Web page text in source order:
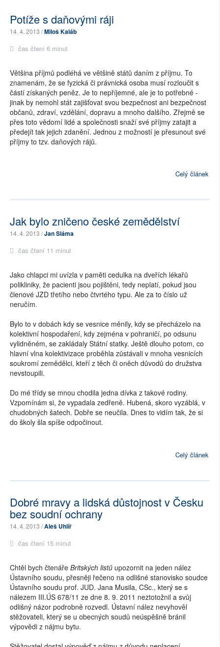
Potíže s daňovými ráji
14. 4. 2013 /Miloš Kaláb
čas čtení 6 minut
Většina příjmů podléhá ve většině států daním z příjmu. To
znamenám, že se fyzická či právnická osoba musí rozloučit s
částí získaných peněz. Je to nepříjemné, ale je to potřebné -
jinak by nemohl stát zajišťovat svou bezpečnost ani bezpečnost
občanů, zdraví, vzdělání, dopravu a mnoho dalšího. Zřejmě se
přes toto vědomí lidé a společnosti snaží své příjmy zatajit a
předejít tak jejich zdanění. Jednou z možností je přesunout své
příjmy to tzv. daňových rájů.
Celý článek
Jak bylo zničeno české zemědělství
14. 4. 2013 /Jan Sláma
čas čtení 11 minut
Jako chlapci mi uvízla v paměti cedulka na dveřích lékařů
polikliniky, že pacienti jsou pojištěni, tedy neplatí, pokud jsou
členové JZD třetího nebo čtvrtého typu. Ale za to číslo už
neručím.
Bylo to v dobách kdy se vesnice měnily, kdy se přecházelo na
kolektivní hospodaření, kdy zejména v pohraničí, po odsunu
vylidněném, se zakládaly Státní statky. Ještě dlouho potom, co
hlavní vlna kolektivizace proběhla zůstávali v mnoha vesnicích
soukromí zemědělci, kteří z těch či oněch důvodů do družstva
nevstoupili.
Do mé třídy se mnou chodila jedna dívka z takové rodiny.
Vzpomínám si, že vypadala zedřeně. Hubená, skoro vyzáblá, v
chudobných šatech. Dobře se neučila. Dnes to vidím tak, že si
do školy šla spíše odpočinout.
Celý článek
Dobré mravy a lidská důstojnost v Česku
bez soudní ochrany
14. 4. 2013 /Aleš Uhlíř
čas čtení 15 minut
Chtěl bych čtenáře Britských listů upozornit na jeden nález
Ústavního soudu, přesněji řečeno na odlišné stanovisko soudce
Ústavního soudu prof. JUD. Jana Musila, CSc., který se s
nálezem III.ÚS 678/11 ze dne 8. 9. 2011 neztotožnil a svůj
odlišný názor podrobně rozvedl. Ústavní nález nevyhověl
stěžovateli, který se u obecných soudů neúspěšně bránil
výpovědi z nájmu bytu.